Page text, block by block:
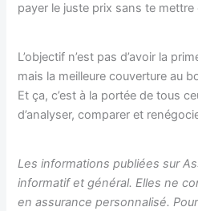
payer le juste prix sans te mettre
L’objectif n’est pas d’avoir la
mais la meilleure couverture au
Et ça, c’est à la portée de tous
d’analyser, comparer et
Les informations publiées sur
informatif et général. Elles ne
en assurance personnalisé.